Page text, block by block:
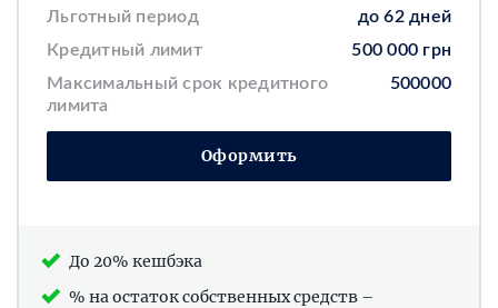
Льготный период
до 62 дней
Кредитный лимит
500 000 грн
Максимальный срок кредитного
лимита
500000
Оформить
До 20% кешбэка
% на остаток собственных средств –